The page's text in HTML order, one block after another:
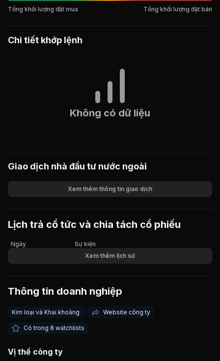
Tổng khối lượng đặt mua Tổng khối lượng đặt bán
Chi tiết khớp lệnh
Không có dữ liệu
Giao dịch nhà đầu tư nước ngoài
Giá trị giao dịch
Xem thêm thông tin giao dịch
Lịch trả cổ tức và chia tách cổ phiếu
Ngày
Sự kiện
Xem thêm lịch sử
Thông tin doanh nghiệp
Kim loại và Khai khoáng Website công ty
Có trong 8 watchlists
Vị thế công ty